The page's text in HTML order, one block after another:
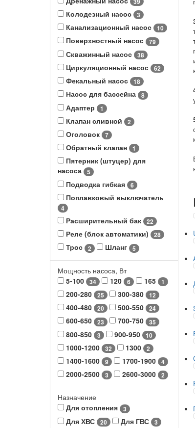
Колодезный насос 3
Канализационный насос 10
Поверхностный насос 79
Скважинный насос 38
Циркуляционный насос 62
Фекальный насос 18
Насос для бассейна 8
Адаптер 1
Клапан сливной 2
Оголовок 7
Обратный клапан 1
Пятерник (штуцер) для
насоса
5
Подводка гибкая 6
Поплавковый выключатель
4
Расширительный бак 22
Реле (блок автоматики) 28
Трос 2 Шланг 5
Мощность насоса, Вт
5-100
34 120 6 165 1
200-280 25 300-380 12
400-480 20 500-550 24
600-650 23 700-750 35
800-850 3 900-950 10
1000-1200 32 1300 2
1400-1600 9 1700-1900 4
2000-2500 3 2600-3000 2
Назначение
Для отопления
3
Для ХВС 20 Для ГВС 3